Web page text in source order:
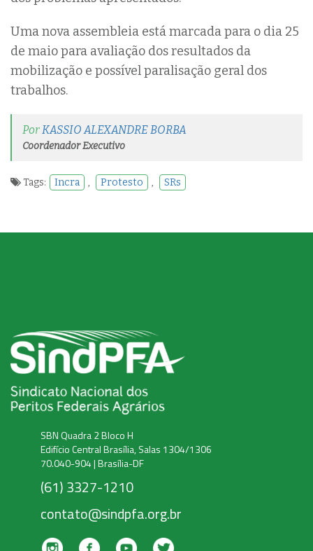
Uma nova assembleia está marcada para o dia 25
de maio para avaliação dos resultados da
mobilização e possível paralisação geral dos
trabalhos.
PorKASSIO ALEXANDRE BORBA
Coordenador Executivo
Tags: Incra , Protesto , SRs
SBN Quadra 2 Bloco H
Edifício Central Brasília, Salas 1304/1306
70.040-904 | Brasília-DF
(61) 3327-1210
contato@sindpfa.org.br